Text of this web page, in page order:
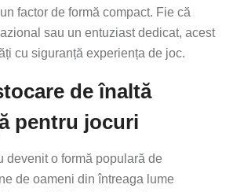
factor de formă compact. Fie că
sau un entuziast dedicat, acest
cu siguranță experiența de joc.
de înaltă
pentru jocuri
devenit o formă populară de
de oameni din întreaga lume